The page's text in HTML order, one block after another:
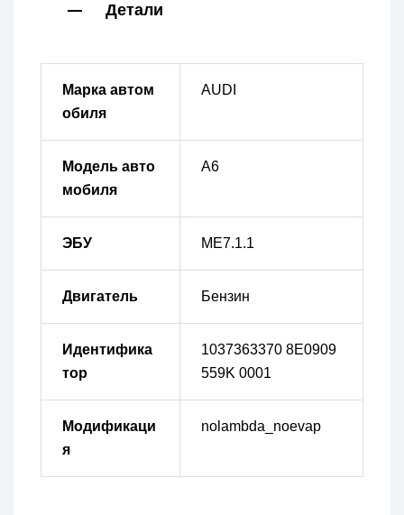
Детали
Марка автом
обиля
AUDI
Модель авто
мобиля
A6
ЭБУ ME7.1.1
Двигатель Бензин
Идентифика
тор
1037363370 8E0909
559K 0001
Модификаци
я
nolambda_noevap